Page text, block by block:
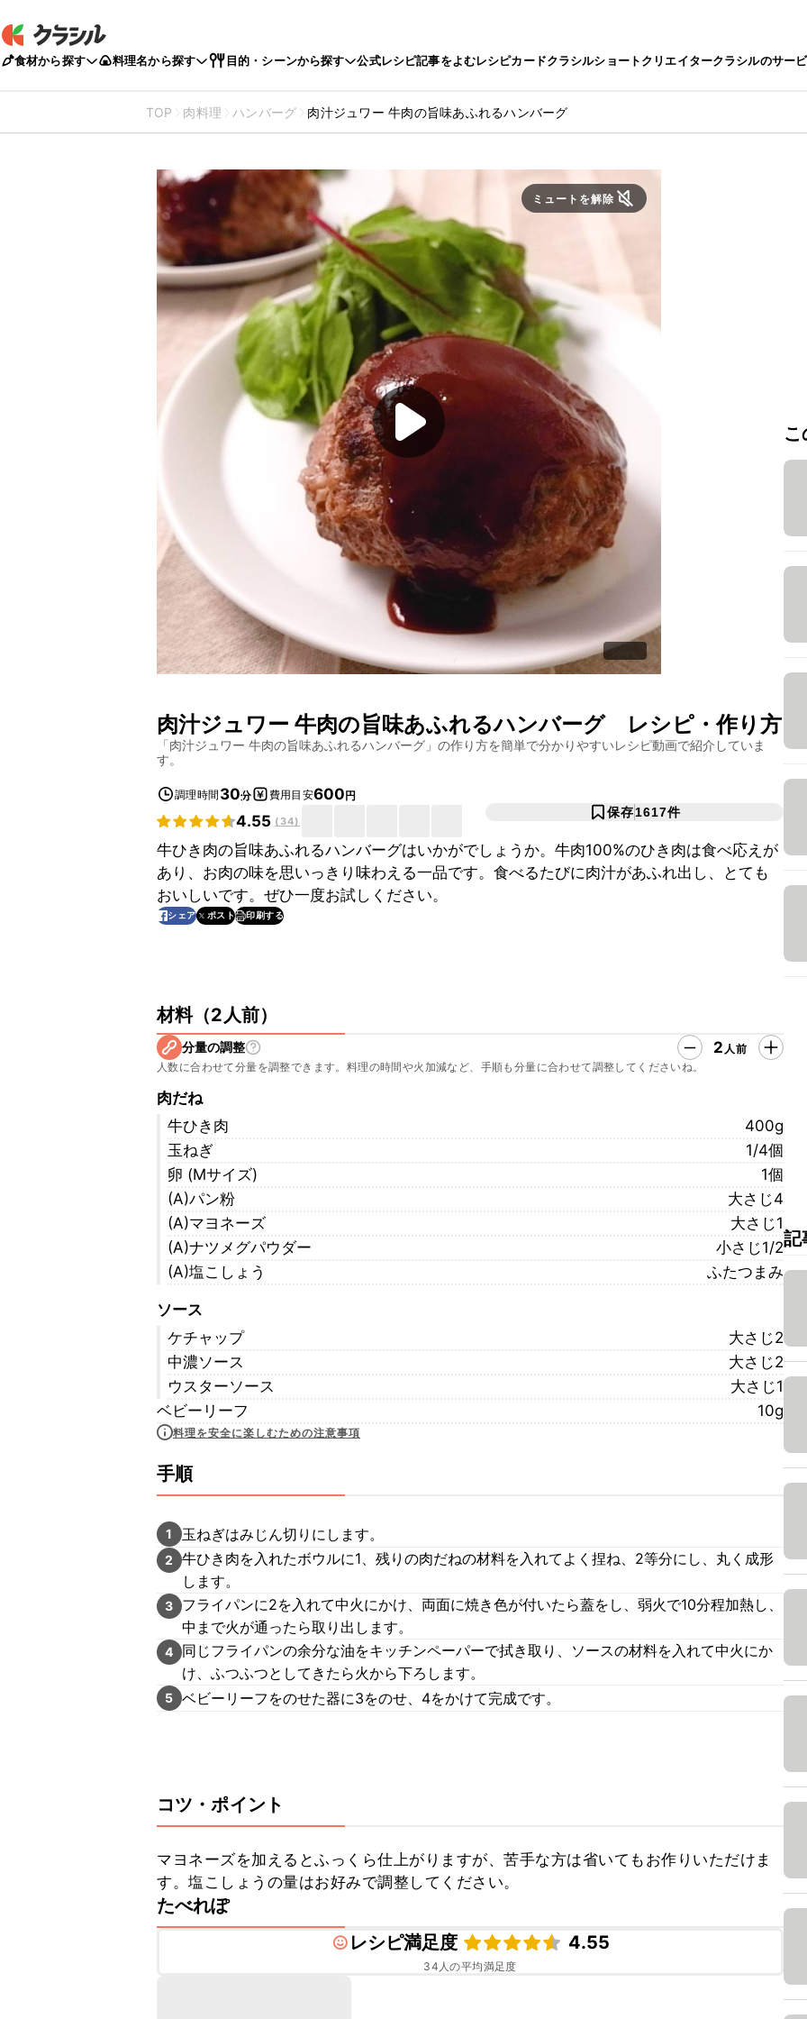
食材から探す 料理名から探す 目的・シーンから探す 公式レシピ記事をよむレシピカードクラシルショートクリエイタークラシルのサー
TOP 肉料理 ハンバーグ 肉汁ジュワー 牛肉の旨味あふれるハンバーグ
ミュートを解除
肉汁ジュワー 牛肉の旨味あふれるハンバーグレシピ・作り方
「肉汁ジュワー 牛肉の旨味あふれるハンバーグ 」の作り方を簡単で分かりやすいレシピ動画で紹介していま
す。
調理時間 30分 費用目安600円
4.55 ( 34)
保存1617件
牛ひき肉の旨味あふれるハンバーグはいかがでしょうか。牛肉100%のひき肉は食べ応えが
あり、お肉の味を思いっきり味わえる一品です。食べるたびに肉汁があふれ出し、とても
おいしいです。ぜひ一度お試しください。
シェア ポスト 印刷する
材料（2人前）
分量の調整 2 人前
人数に合わせて分量を調整できます。料理の時間や火加減など、手順も分量に合わせて調整してくださいね。
肉だね
牛ひき肉
400g
玉ねぎ
1/4個
卵 (Mサイズ)
1個
(A)パン粉
大さじ4
(A)マヨネーズ
大さじ1
(A)ナツメグパウダー
小さじ1/2
(A)塩こしょう
ふたつまみ
ソース
ケチャップ
大さじ2
中濃ソース
大さじ2
ウスターソース
大さじ1
ベビーリーフ
10g
料理を安全に楽しむための注意事項
手順
1 玉ねぎはみじん切りにします。
2
牛ひき肉を入れたボウルに1、残りの肉だねの材料を入れてよく捏ね、2等分にし、丸く成形
します。
3
フライパンに2を入れて中火にかけ、両面に焼き色が付いたら蓋をし、弱火で10分程加熱し、
中まで火が通ったら取り出します。
4
同じフライパンの余分な油をキッチンペーパーで拭き取り、ソースの材料を入れて中火にか
け、ふつふつとしてきたら火から下ろします。
5 ベビーリーフをのせた器に3をのせ、4をかけて完成です。
コツ・ポイント
マヨネーズを加えるとふっくら仕上がりますが、苦手な方は省いてもお作りいただけま
す。塩こしょうの量はお好みで調整してください。
たべれぽ
レシピ満足度
4.55
34 人の平均満足度
記